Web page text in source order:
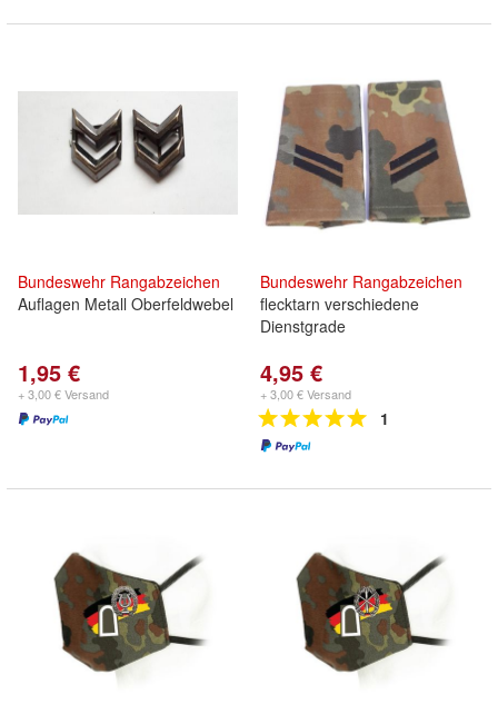
Bundeswehr Rangabzeichen
Auflagen Metall Oberfeldwebel
1,95 €
+ 3,00 € Versand
Bundeswehr Rangabzeichen
flecktarn verschiedene
Dienstgrade
4,95 €
+ 3,00 € Versand
1